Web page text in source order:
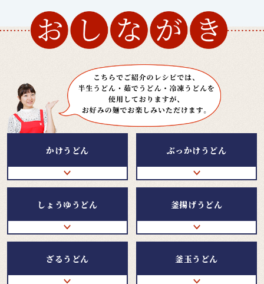
かけうどん ぶっかけうどん
しょうゆうどん 釜揚げうどん
ざるうどん 釜玉うどん